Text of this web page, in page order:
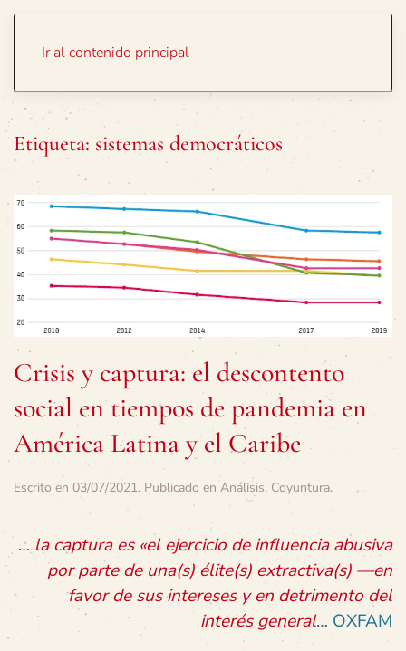
Ir al contenido principal
Etiqueta: sistemas democráticos
Crisis y captura: el descontento
social en tiempos de pandemia en
América Latina y el Caribe
Escrito en 03/07/2021. Publicado en Análisis, Coyuntura.
… la captura es «el ejercicio de influencia abusiva
por parte de una(s) élite(s) extractiva(s) —en
favor de sus intereses y en detrimento del
interés general… OXFAM